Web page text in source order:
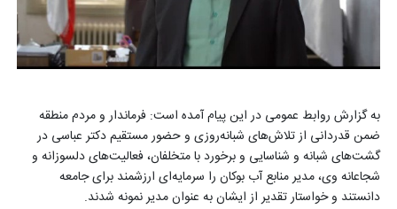
به گزارش روابط عمومی در این پیام آمده است: فرماندار و مردم منطقه
ضمن قدردانی از تلاش‌های شبانه‌روزی و حضور مستقیم دکتر عباسی در
گشت‌های شبانه و شناسایی و برخورد با متخلفان، فعالیت‌های دلسوزانه و
شجاعانه وی، مدیر منابع آب بوکان را سرمایه‌ای ارزشمند برای جامعه
دانستند و خواستار تقدیر از ایشان به عنوان مدیر نمونه شدند.